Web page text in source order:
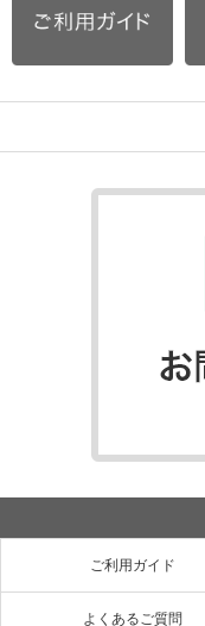
ご利用ガイド
よくあるご質問